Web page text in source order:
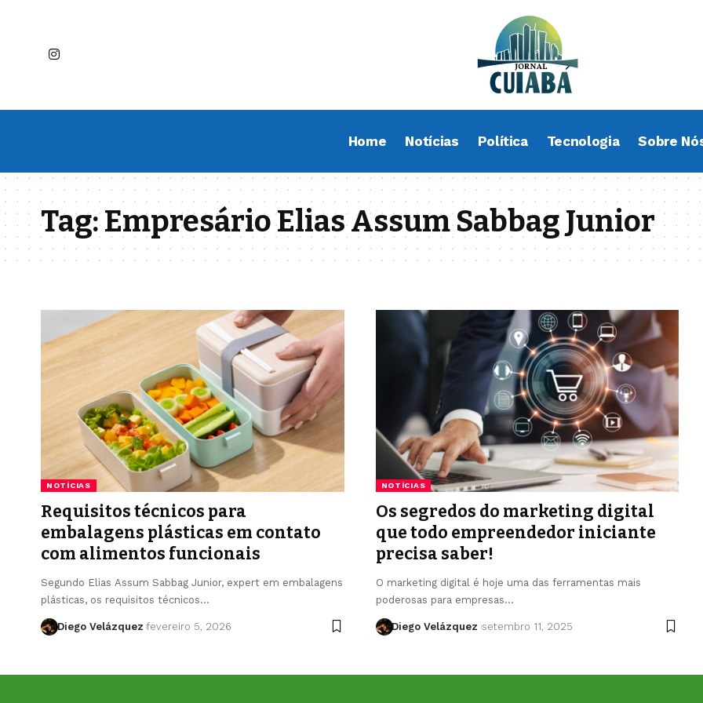
Home Notícias Política Tecnologia Sobre
Tag:Empresário Elias Assum Sabbag Junior
NOTÍCIAS
Requisitos técnicos para
embalagens plásticas em contato
com alimentos funcionais
Segundo Elias Assum Sabbag Junior, expert em embalagens
plásticas, os requisitos técnicos…
Diego Velázquez fevereiro 5, 2026
NOTÍCIAS
Os segredos do marketing digital
que todo empreendedor iniciante
precisa saber!
O marketing digital é hoje uma das ferramentas mais
poderosas para empresas…
Diego Velázquez setembro 11, 2025